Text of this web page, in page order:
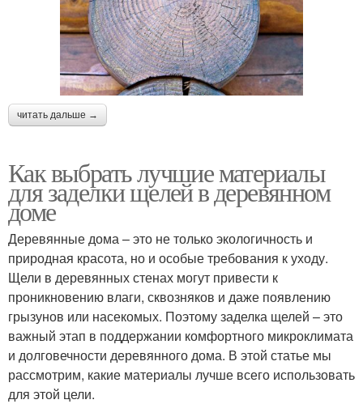
читать дальше →
Как выбрать лучшие материалы
для заделки щелей в деревянном
доме
Деревянные дома – это не только экологичность и
природная красота, но и особые требования к уходу.
Щели в деревянных стенах могут привести к
проникновению влаги, сквозняков и даже появлению
грызунов или насекомых. Поэтому заделка щелей – это
важный этап в поддержании комфортного микроклимата
и долговечности деревянного дома. В этой статье мы
рассмотрим, какие материалы лучше всего использовать
для этой цели.